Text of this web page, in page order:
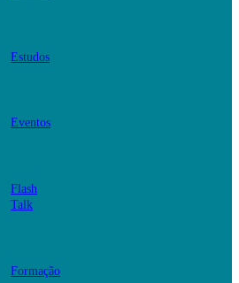
Estudos
Eventos
Flash
Talk
Formação